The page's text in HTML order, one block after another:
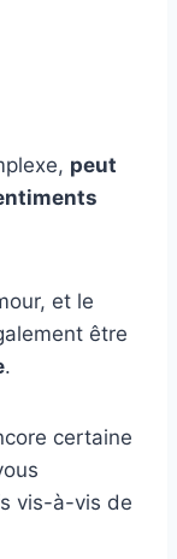
peut
et le
être
.
certaine
vis-à-vis de